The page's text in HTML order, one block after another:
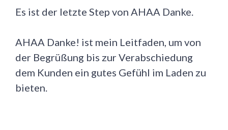
Es ist der letzte Step von AHAA Danke.
AHAA Danke! ist mein Leitfaden, um von
der Begrüßung bis zur Verabschiedung
dem Kunden ein gutes Gefühl im Laden zu
bieten.